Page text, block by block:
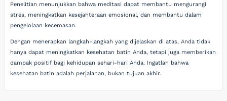
Penelitian menunjukkan bahwa meditasi dapat membantu mengurangi
stres, meningkatkan kesejahteraan emosional, dan membantu dalam
pengelolaan kecemasan.
Dengan menerapkan langkah-langkah yang dijelaskan di atas, Anda tidak
hanya dapat meningkatkan kesehatan batin Anda, tetapi juga memberikan
dampak positif bagi kehidupan sehari-hari Anda. Ingatlah bahwa
kesehatan batin adalah perjalanan, bukan tujuan akhir.